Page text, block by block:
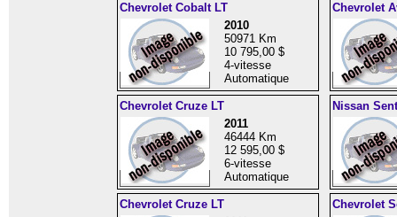
Chevrolet Cobalt LT
2010
50971 Km
10 795,00 $
4-vitesse
Automatique
Chevrolet
Chevrolet Cruze LT
2011
46444 Km
12 595,00 $
6-vitesse
Automatique
Nissan
Chevrolet Cruze LT
Chevrolet